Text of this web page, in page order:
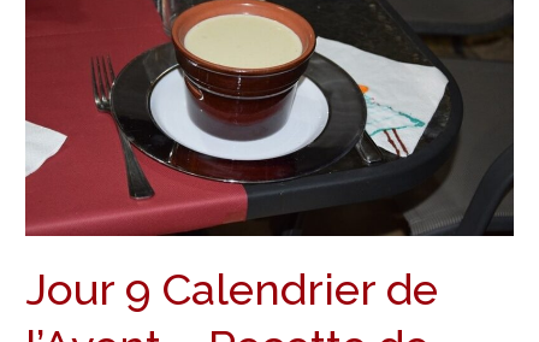
Jour 9 Calendrier de
de
Bagna